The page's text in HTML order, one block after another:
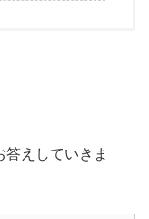
えしていきま